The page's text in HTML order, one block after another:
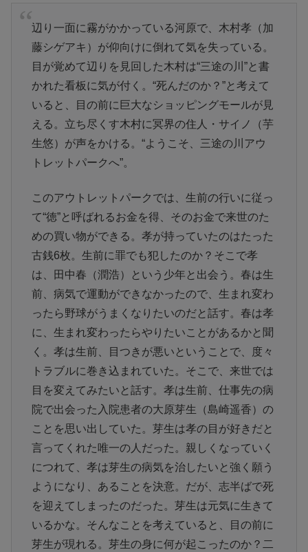
辺り一面に霧がかかっている河原で、木村孝（加
藤シゲアキ）が仰向けに倒れて気を失っている。
目が覚めて辺りを見回した木村は“三途の川”と書
かれた看板に気が付く。“死んだのか？”と考えて
いると、目の前に巨大なショッピングモールが見
える。立ち尽くす木村に冥界の住人・サイノ（芋
生悠）が声をかける。“ようこそ、三途の川アウ
トレットパークへ”。
このアウトレットパークでは、生前の行いに従っ
て“徳”と呼ばれるお金を得、そのお金で来世のた
めの買い物ができる。孝が持っていたのはたった
古銭6枚。生前に罪でも犯したのか？そこで孝
は、田中春（潤浩）という少年と出会う。春は生
前、病気で運動ができなかったので、生まれ変わ
ったら野球がうまくなりたいのだと話す。春は孝
に、生まれ変わったらやりたいことがあるかと聞
く。孝は生前、目つきが悪いということで、度々
トラブルに巻き込まれていた。そこで、来世では
目を変えてみたいと話す。孝は生前、仕事先の病
院で出会った入院患者の大原芽生（島崎遥香）の
ことを思い出していた。芽生は孝の目が好きだと
言ってくれた唯一の人だった。親しくなっていく
につれて、孝は芽生の病気を治したいと強く願う
ようになり、あることを決意。だが、志半ばで死
を迎えてしまったのだった。芽生は元気に生きて
いるかな。そんなことを考えていると、目の前に
芽生が現れる。芽生の身に何が起こったのか？二